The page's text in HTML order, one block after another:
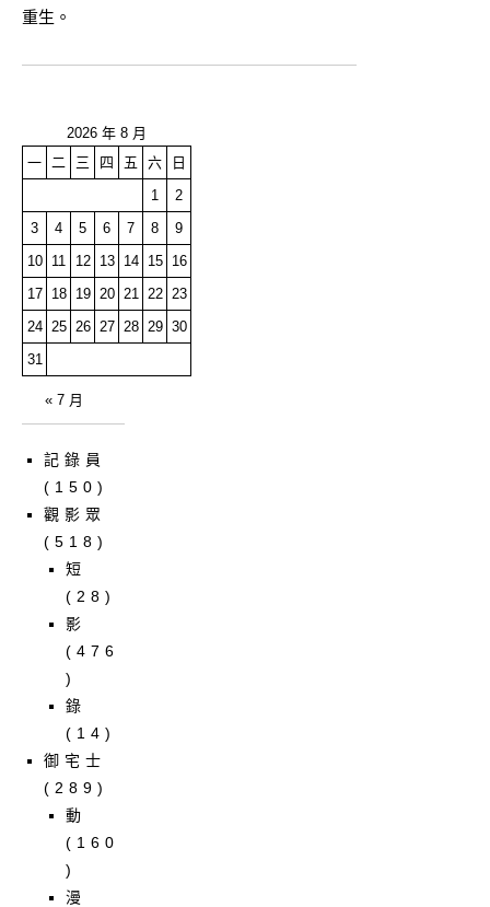
重生。
2026 年 8 月
一
二 三 四 五 六
日
1
2
3
4 5 6 7 8
9
10
11 12 13 14 15
16
17
18 19 20 21 22
23
24
25 26 27 28 29 30
31
« 7 月
記錄員
(150)
觀影眾
(518)
短
(28)
影
(476
)
錄
(14)
御宅士
(289)
動
(160
)
漫